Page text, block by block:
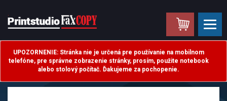
UPOZORNENIE: Stránka nie je určená pre používanie na mobilnom
telefóne, pre správne zobrazenie stránky, prosím, použite notebook
alebo stolový počítač. Ďakujeme za pochopenie.
.